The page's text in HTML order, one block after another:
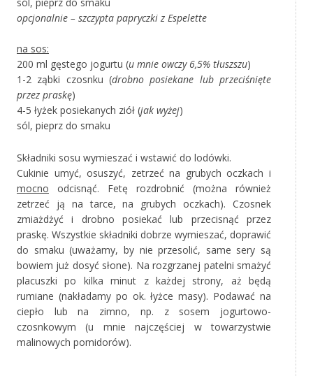
opcjonalnie – szczypta papryczki z Espelette
na sos:
200 ml gęstego jogurtu (u mnie owczy 6,5% tłuszszu)
1-2 ząbki czosnku (drobno posiekane lub przeciśnięte
przez praskę)
4-5 łyżek posiekanych ziół (jak wyżej)
sól, pieprz do smaku
Składniki sosu wymieszać i wstawić do lodówki.
Cukinie umyć, osuszyć, zetrzeć na grubych oczkach i
mocno odcisnąć. Fetę rozdrobnić (można również
zetrzeć ją na tarce, na grubych oczkach). Czosnek
zmiażdżyć i drobno posiekać lub przecisnąć przez
praskę. Wszystkie składniki dobrze wymieszać, doprawić
do smaku (uważamy, by nie przesolić, same sery są
bowiem już dosyć słone). Na rozgrzanej patelni smażyć
placuszki po kilka minut z każdej strony, aż będą
rumiane (nakładamy po ok. łyżce masy). Podawać na
ciepło lub na zimno, np. z sosem jogurtowo-
czosnkowym (u mnie najczęściej w towarzystwie
malinowych pomidorów).